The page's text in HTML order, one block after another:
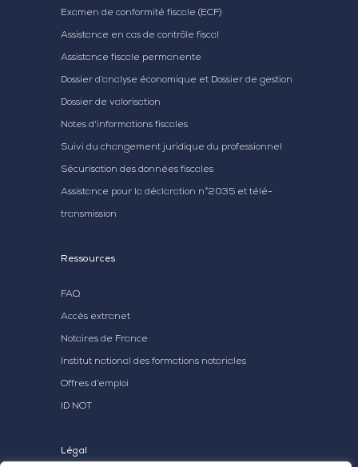
Examen de conformité fiscale (ECF)
Assistance en cas de contrôle fiscal
Assistance fiscale permanente
Dossier d’analyse économique et Dossier de gestion
Dossier de valorisation
Notes d'informations fiscales
Suivi du changement juridique du professionnel
Sécurisation des données fiscales
Assistance pour la déclaration n°2035 et télé-
transmission
Ressources
FAQ
Accès extranet
Notaires de France
Institut national des formations notariales
Offres d’emploi
ID NOT
Légal